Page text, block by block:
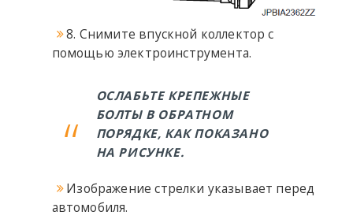
8. Снимите впускной коллектор с
помощью электроинструмента.
ОСЛАБЬТЕ КРЕПЕЖНЫЕ
БОЛТЫ В ОБРАТНОМ
ПОРЯДКЕ, КАК ПОКАЗАНО
НА РИСУНКЕ.
Изображение стрелки указывает перед
автомобиля.